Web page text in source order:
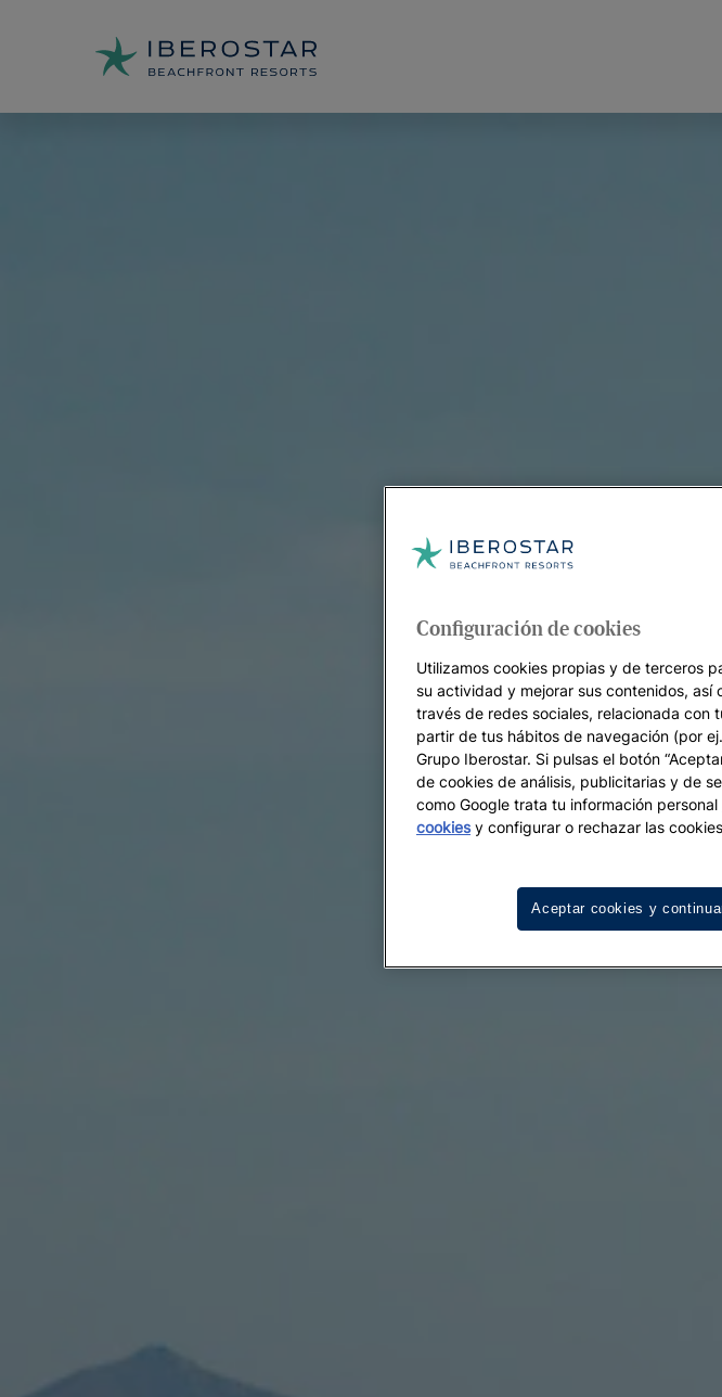
Configuración de cookies
Utilizamos cookies propias y de terceros
su actividad y mejorar sus contenidos,
través de redes sociales, relacionada con
partir de tus hábitos de navegación (por
Grupo Iberostar. Si pulsas el botón
de cookies de análisis, publicitarias y de
como Google trata tu información personal
cookiesy configurar o rechazar las
Aceptar cookies y